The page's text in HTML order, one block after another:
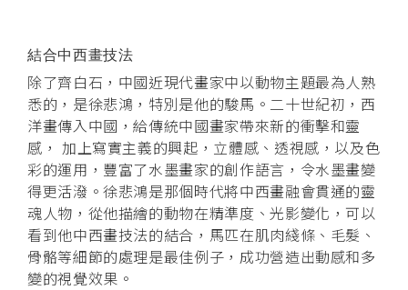
結合中西畫技法
除了齊白石，中國近現代畫家中以動物主題最為人熟
悉的，是徐悲鴻，特別是他的駿馬。二十世紀初，西
洋畫傳入中國，給傳統中國畫家帶來新的衝擊和靈
感， 加上寫實主義的興起，立體感、透視感，以及色
彩的運用，豐富了水墨畫家的創作語言，令水墨畫變
得更活潑。徐悲鴻是那個時代將中西畫融會貫通的靈
魂人物，從他描繪的動物在精準度、光影變化，可以
看到他中西畫技法的結合，馬匹在肌肉綫條、毛髮、
骨骼等細節的處理是最佳例子，成功營造出動感和多
變的視覺效果。